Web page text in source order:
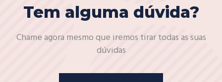
Tem alguma dúvida?
Chame agora mesmo que iremos tirar todas as suas
dúvidas